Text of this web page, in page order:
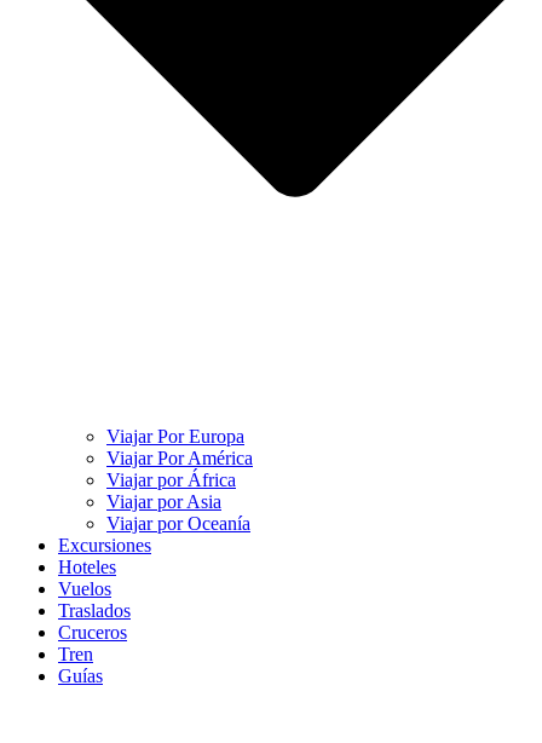
Viajar Por Europa
Viajar Por América
Viajar por África
Viajar por Asia
Viajar por Oceanía
Excursiones
Hoteles
Vuelos
Traslados
Cruceros
Tren
Guías